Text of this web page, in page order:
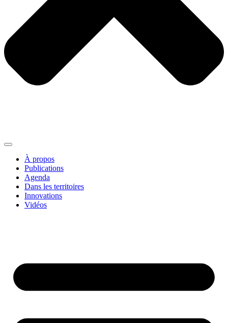
À propos
Publications
Agenda
Dans les territoires
Innovations
Vidéos